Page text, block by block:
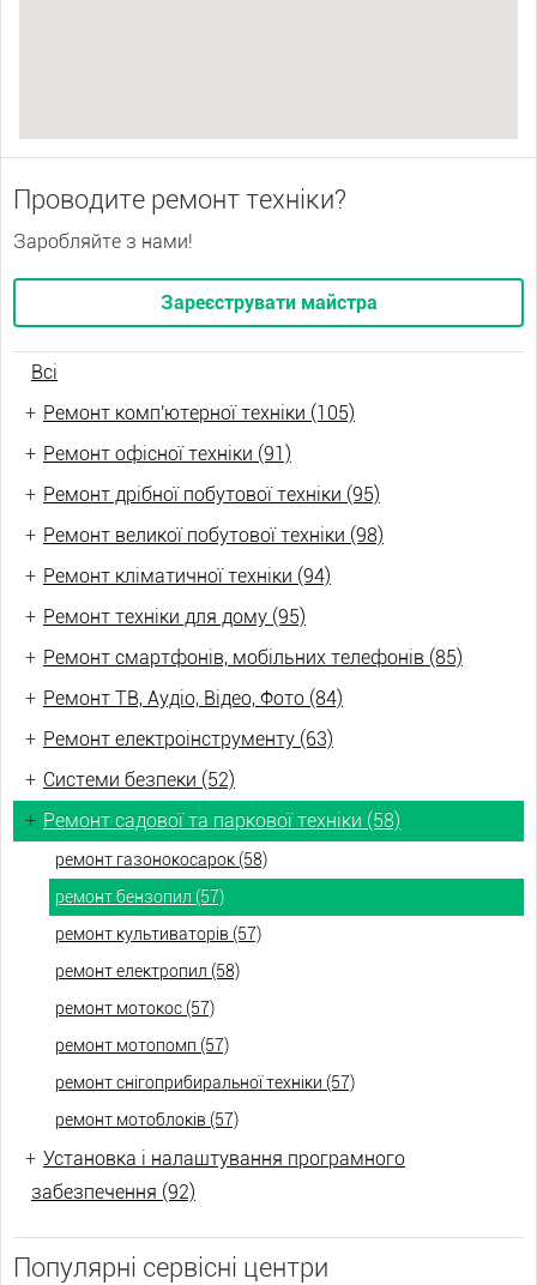
Проводите ремонт техніки?
Заробляйте з нами!
Зареєструвати майстра
Всі
+ Ремонт комп'ютерної техніки (105)
+ Ремонт офісної техніки (91)
+ Ремонт дрібної побутової техніки (95)
+ Ремонт великої побутової техніки (98)
+ Ремонт кліматичної техніки (94)
+ Ремонт техніки для дому (95)
+ Ремонт смартфонів, мобільних телефонів (85)
+ Ремонт ТВ, Аудіо, Відео, Фото (84)
+ Ремонт електроінструменту (63)
+ Системи безпеки (52)
+ Ремонт садової та паркової техніки (58)
ремонт газонокосарок (58)
ремонт бензопил (57)
ремонт культиваторів (57)
ремонт електропил (58)
ремонт мотокос (57)
ремонт мотопомп (57)
ремонт снігоприбиральної техніки (57)
ремонт мотоблоків (57)
+ Установка і налаштування програмного
забезпечення (92)
Популярні сервісні центри